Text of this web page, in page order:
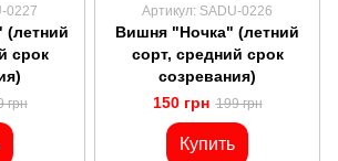
0227
(летний
срок
грн
Артикул: SADU-0226
Вишня "Ночка" (летний
сорт, средний срок
созревания)
150 грн 199 грн
Купить